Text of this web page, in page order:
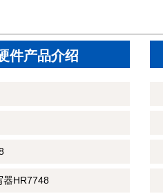
件产品介绍
器HR7748